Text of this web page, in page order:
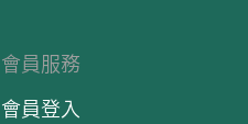
會員服務
會員登入